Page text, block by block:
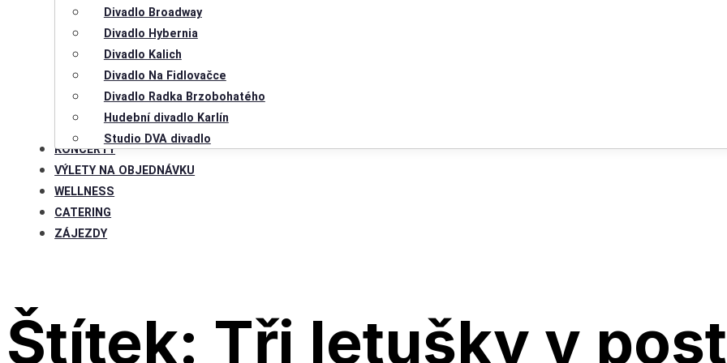
Divadlo Broadway
Divadlo Hybernia
Divadlo Kalich
Divadlo Na Fidlovačce
Divadlo Radka Brzobohatého
Hudební divadlo Karlín
Studio DVA divadlo
KONCERTY
VÝLETY NA OBJEDNÁVKU
WELLNESS
CATERING
ZÁJEZDY
Štítek: Tři letušky v